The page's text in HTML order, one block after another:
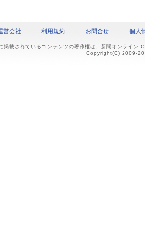
営会社 利用規約 お問合せ 個人
掲載されているコンテンツの著作権は、新聞オンライン
Copyright(C) 2009-